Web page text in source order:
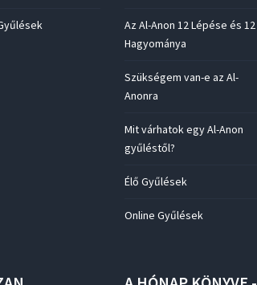
Az Al-Anon 12 Lépése és 12
Hagyománya
Szükségem van-e az Al-
Anonra
Mit várhatok egy Al-Anon
gyűléstől?
Élő Gyűlések
Online Gyűlések